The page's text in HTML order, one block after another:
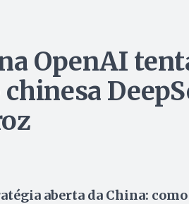
OpenAI
aberta da China: